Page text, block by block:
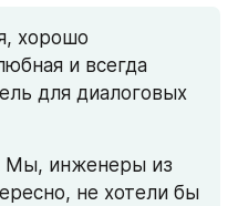
хорошо
и всегда
для диалоговых
Мы, инженеры из
не хотели бы